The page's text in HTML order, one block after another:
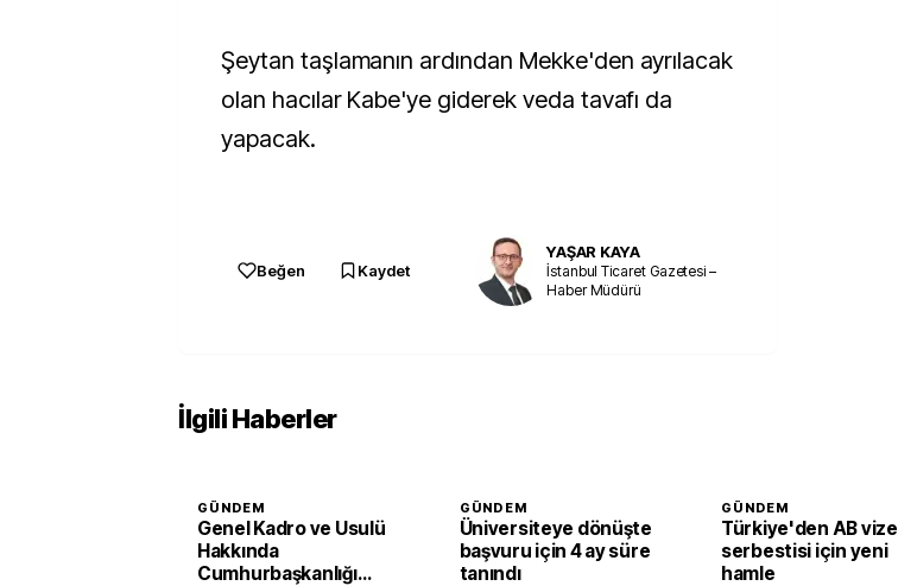
Şeytan taşlamanın ardından Mekke'den ayrılacak
olan hacılar Kabe'ye giderek veda tavafı da
yapacak.
Beğen Kaydet
YAŞAR KAYA
İstanbul Ticaret Gazetesi –
Haber Müdürü
İlgili Haberler
GÜNDEM
Genel Kadro ve Usulü
Hakkında
Cumhurbaşkanlığı
GÜNDEM
Üniversiteye dönüşte
başvuru için 4 ay süre
tanındı
GÜNDEM
Türkiye'den AB vize
serbestisi için yeni
hamle